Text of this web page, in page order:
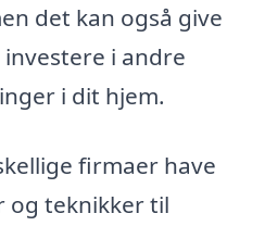
det kan også give
i andre
i dit hjem.
firmaer have
og teknikker til